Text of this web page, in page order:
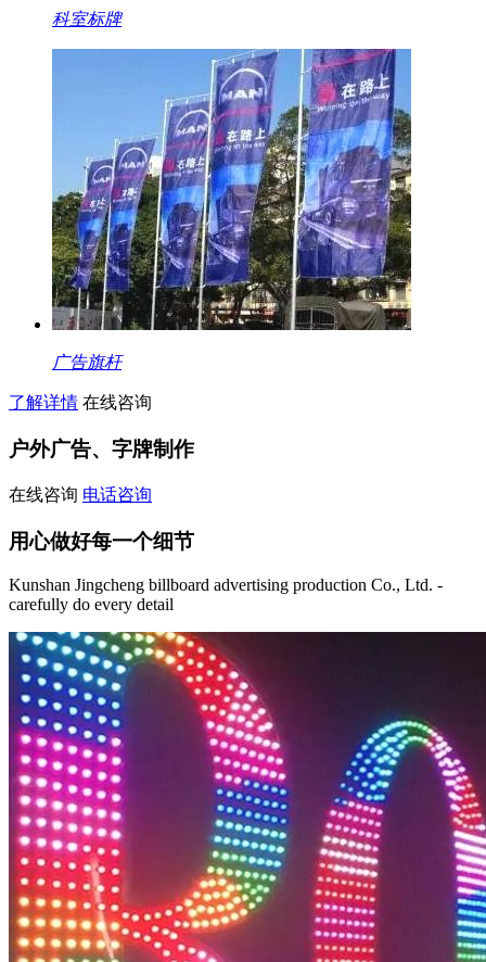
科室标牌
广告旗杆
了解详情 在线咨询
户外广告、字牌制作
在线咨询 电话咨询
用心做好每一个细节
Kunshan Jingcheng billboard advertising production Co., Ltd. -
carefully do every detail